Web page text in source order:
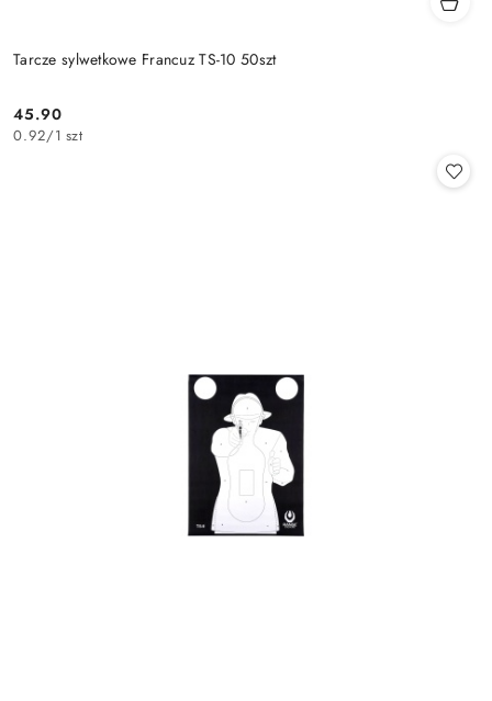
Tarcze sylwetkowe Francuz TS-10 50szt
Cena:
45.90
0.92/1 szt